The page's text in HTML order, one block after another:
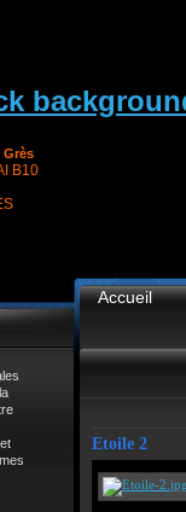
B10
Accueil
Etoile 2